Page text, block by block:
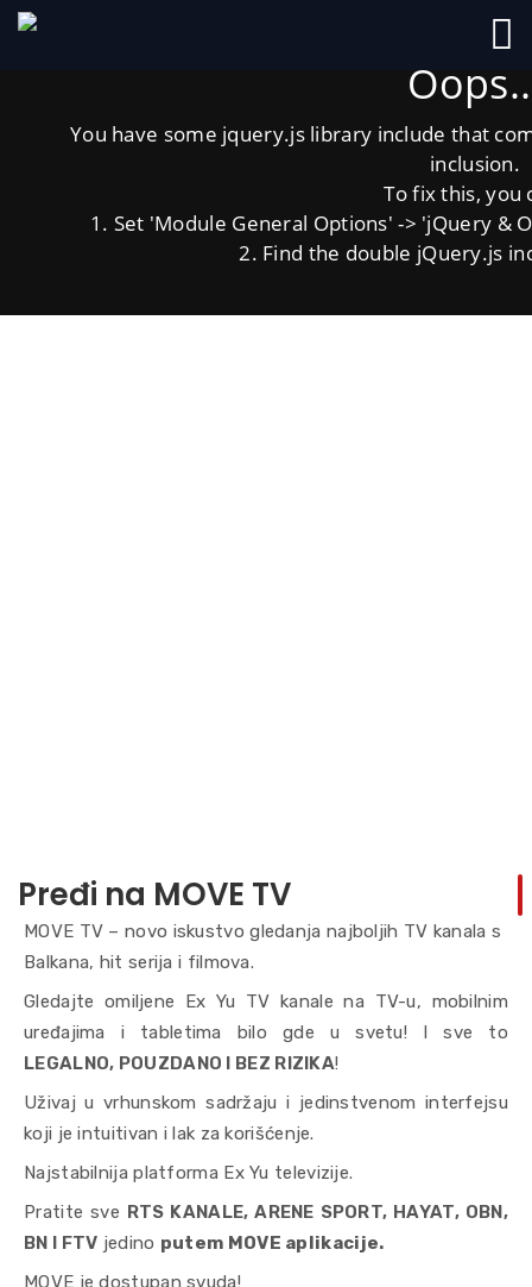
You have some jquery.js library include that
inclusion.
To fix this, you
1. Set 'Module General Options' -> 'jQuery &
2. Find the double jQuery.js
Pređi na MOVE TV
MOVE TV – novo iskustvo gledanja najboljih TV kanala s
Balkana, hit serija i filmova.
Gledajte omiljene Ex Yu TV kanale na TV-u, mobilnim
uređajima i tabletima bilo gde u svetu! I sve to
LEGALNO, POUZDANO I BEZ RIZIKA!
Uživaj u vrhunskom sadržaju i jedinstvenom interfejsu
koji je intuitivan i lak za korišćenje.
Najstabilnija platforma Ex Yu televizije.
Pratite sve RTS KANALE, ARENE SPORT, HAYAT, OBN,
BN I FTV jedino putem MOVE aplikacije.
MOVE je dostupan svuda!